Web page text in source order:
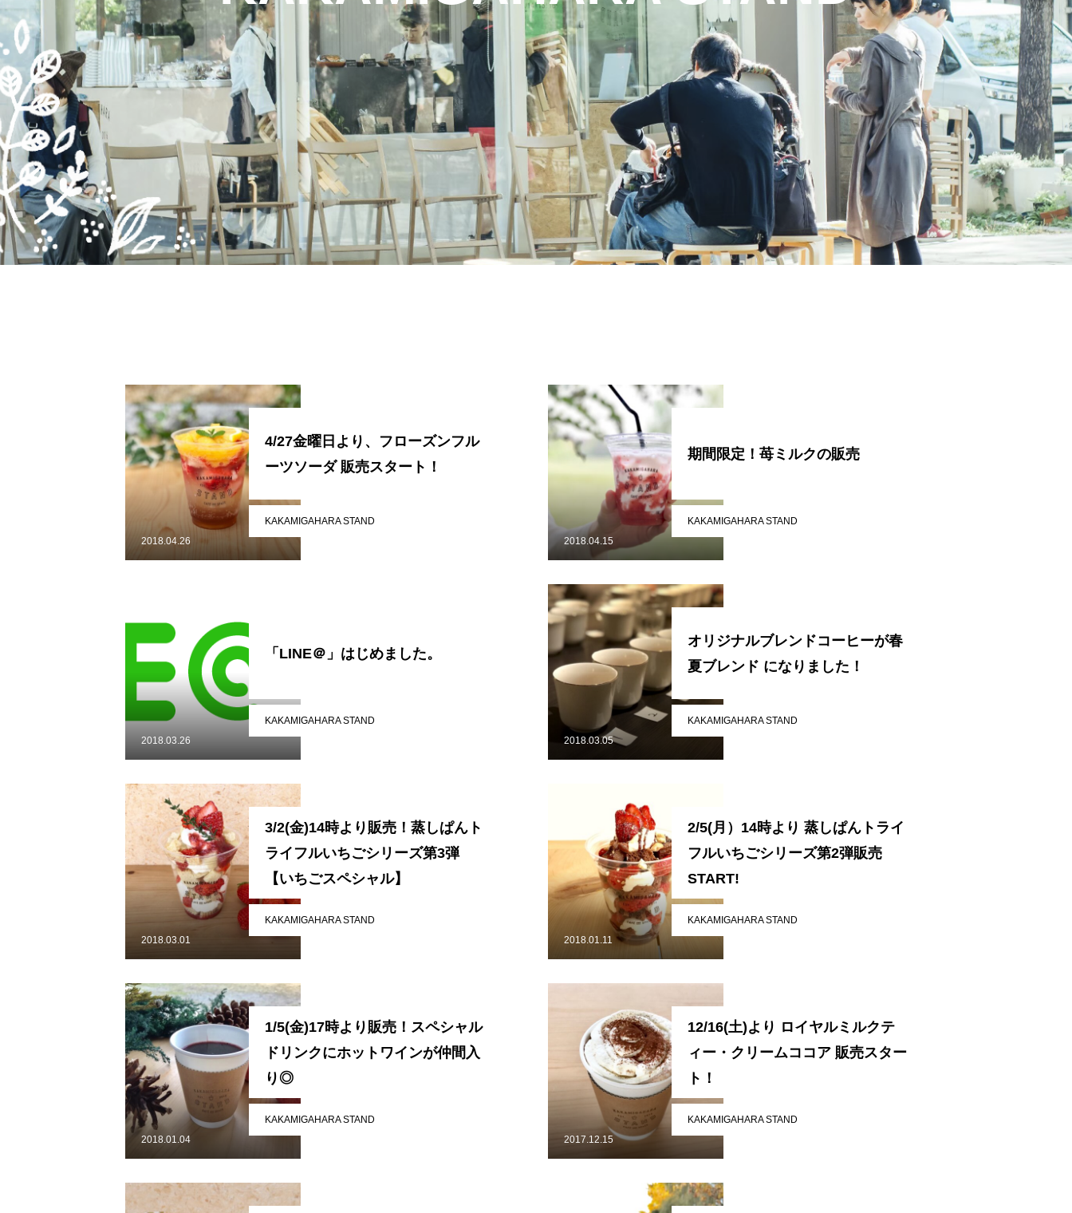
かかみがはら暮らし委員会とは？
メンバー図鑑
活動内容
寄り合い
会社概要
お問い合わせ
Instagram 最新のイベント情報を発信中
かかみがはら暮らし委員会とは？
KAKAMIGAHARA STAND
4/27金曜日より、フローズンフル
ーツソーダ 販売スタート！
2018.04.26
KAKAMIGAHARA STAND
期間限定！苺ミルクの販売
2018.04.15
KAKAMIGAHARA STAND
「LINE＠」はじめました。
2018.03.26
KAKAMIGAHARA STAND
オリジナルブレンドコーヒーが春
夏ブレンド になりました！
2018.03.05
KAKAMIGAHARA STAND
3/2(金)14時より販売！蒸しぱんト
ライフルいちごシリーズ第3弾
【いちごスペシャル】
2018.03.01
KAKAMIGAHARA STAND
2/5(月）14時より 蒸しぱんトライ
フルいちごシリーズ第2弾販売
START!
2018.01.11
KAKAMIGAHARA STAND
1/5(金)17時より販売！スペシャル
ドリンクにホットワインが仲間入
り◎
2018.01.04
KAKAMIGAHARA STAND
12/16(土)より ロイヤルミルクテ
ィー・クリームココア 販売スター
ト！
2017.12.15